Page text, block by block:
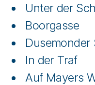
Unter der
Boorgasse
Dusemonder
In der Traf
Auf Mayers